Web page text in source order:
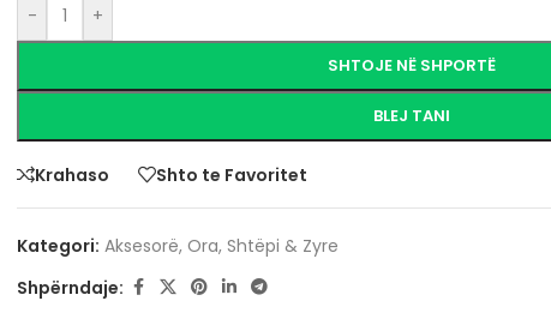
- +
SHTOJE NË SHPORTË
BLEJ TANI
Krahaso Shto te Favoritet
Kategori: Aksesorë, Ora, Shtëpi & Zyre
Shpërndaje: